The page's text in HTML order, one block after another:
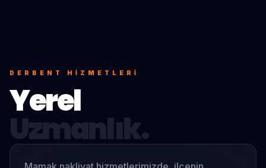
DERBENT HIZMETLERI
Yerel
Uzmanlık.